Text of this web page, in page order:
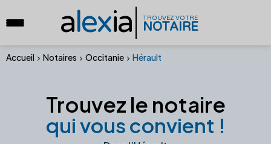
alexia TROUVEZ VOTRE
NOTAIRE
Accueil Notaires Occitanie Hérault
Trouvez le notaire
qui vous convient !